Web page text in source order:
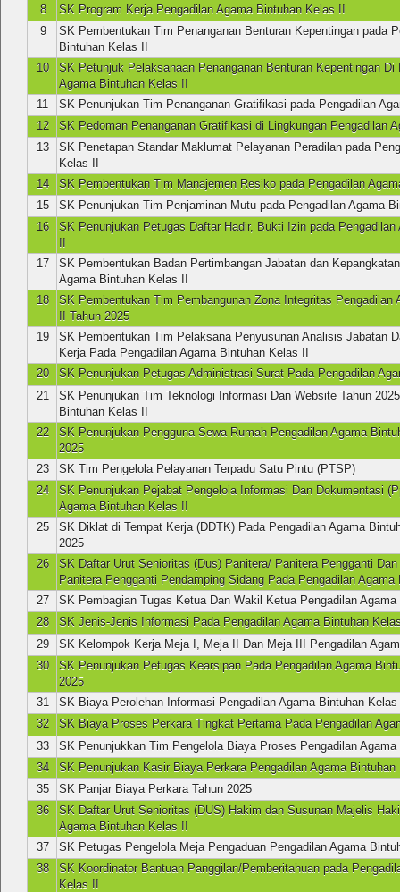
8
SK Program Kerja Pengadilan Agama Bintuhan Kelas II
9
SK Pembentukan Tim Penanganan Benturan Kepentingan pada
Bintuhan Kelas II
10
SK Petunjuk Pelaksanaan Penanganan Benturan Kepentingan Di
Agama Bintuhan Kelas II
11
SK Penunjukan Tim Penanganan Gratifikasi pada Pengadilan
12
SK Pedoman Penanganan Gratifikasi di Lingkungan Pengadilan
13
SK Penetapan Standar Maklumat Pelayanan Peradilan pada
Kelas II
14
SK Pembentukan Tim Manajemen Resiko pada Pengadilan
15
SK Penunjukan Tim Penjaminan Mutu pada Pengadilan Agama
16
SK Penunjukan Petugas Daftar Hadir, Bukti Izin pada
II
17
SK Pembentukan Badan Pertimbangan Jabatan dan
Agama Bintuhan Kelas II
18
SK Pembentukan Tim Pembangunan Zona Integritas Pengadilan
II Tahun 2025
19
SK Pembentukan Tim Pelaksana Penyusunan Analisis Jabatan
Kerja Pada Pengadilan Agama Bintuhan Kelas II
20
SK Penunjukan Petugas Administrasi Surat Pada Pengadilan
21
SK Penunjukan Tim Teknologi Informasi Dan Website Tahun
Bintuhan Kelas II
22
SK Penunjukan Pengguna Sewa Rumah Pengadilan Agama
2025
23
SK Tim Pengelola Pelayanan Terpadu Satu Pintu (PTSP)
24
SK Penunjukan Pejabat Pengelola Informasi Dan Dokumentasi
Agama Bintuhan Kelas II
25
SK Diklat di Tempat Kerja (DDTK) Pada Pengadilan Agama
2025
26
SK Daftar Urut Senioritas (Dus) Panitera/ Panitera Pengganti
Panitera Pengganti Pendamping Sidang Pada Pengadilan
27
SK Pembagian Tugas Ketua Dan Wakil Ketua Pengadilan
28
SK Jenis-Jenis Informasi Pada Pengadilan Agama Bintuhan
29
SK Kelompok Kerja Meja I, Meja II Dan Meja III Pengadilan
30
SK Penunjukan Petugas Kearsipan Pada Pengadilan Agama
2025
31
SK Biaya Perolehan Informasi Pengadilan Agama Bintuhan
32
SK Biaya Proses Perkara Tingkat Pertama Pada Pengadilan
33
SK Penunjukkan Tim Pengelola Biaya Proses Pengadilan
34
SK Penunjukan Kasir Biaya Perkara Pengadilan Agama Bintuhan
35
SK Panjar Biaya Perkara Tahun 2025
36
SK Daftar Urut Senioritas (DUS) Hakim dan Susunan Majelis
Agama Bintuhan Kelas II
37
SK Petugas Pengelola Meja Pengaduan Pengadilan Agama
38
SK Koordinator Bantuan Panggilan/Pemberitahuan pada
Kelas II